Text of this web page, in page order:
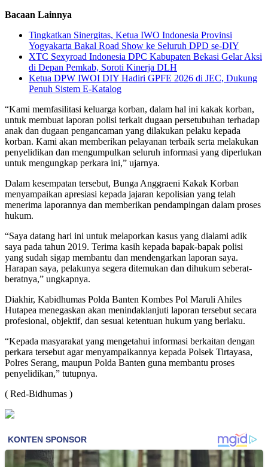
Bacaan Lainnya
Tingkatkan Sinergitas, Ketua IWO Indonesia Provinsi
Yogyakarta Bakal Road Show ke Seluruh DPD se-DIY
XTC Sexyroad Indonesia DPC Kabupaten Bekasi Gelar Aksi
di Depan Pemkab, Soroti Kinerja DLH
Ketua DPW IWOI DIY Hadiri GPFE 2026 di JEC, Dukung
Penuh Sistem E-Katalog
“Kami memfasilitasi keluarga korban, dalam hal ini kakak korban,
untuk membuat laporan polisi terkait dugaan persetubuhan terhadap
anak dan dugaan pengancaman yang dilakukan pelaku kepada
korban. Kami akan memberikan pelayanan terbaik serta melakukan
penyelidikan dan mengumpulkan seluruh informasi yang diperlukan
untuk mengungkap perkara ini,” ujarnya.
Dalam kesempatan tersebut, Bunga Anggraeni Kakak Korban
menyampaikan apresiasi kepada jajaran kepolisian yang telah
menerima laporannya dan memberikan pendampingan dalam proses
hukum.
“Saya datang hari ini untuk melaporkan kasus yang dialami adik
saya pada tahun 2019. Terima kasih kepada bapak-bapak polisi
yang sudah sigap membantu dan mendengarkan laporan saya.
Harapan saya, pelakunya segera ditemukan dan dihukum seberat-
beratnya,” ungkapnya.
Diakhir, Kabidhumas Polda Banten Kombes Pol Maruli Ahiles
Hutapea menegaskan akan menindaklanjuti laporan tersebut secara
profesional, objektif, dan sesuai ketentuan hukum yang berlaku.
“Kepada masyarakat yang mengetahui informasi berkaitan dengan
perkara tersebut agar menyampaikannya kepada Polsek Tirtayasa,
Polres Serang, maupun Polda Banten guna membantu proses
penyelidikan,” tutupnya.
( Red-Bidhumas )